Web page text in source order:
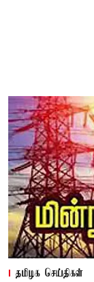
தமிழக செய்திகள்